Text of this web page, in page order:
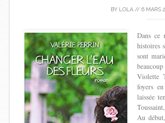
BY LOLA// 6 MARS
Dans ce
histoires
sont
Violette
foyers
laissée
Au